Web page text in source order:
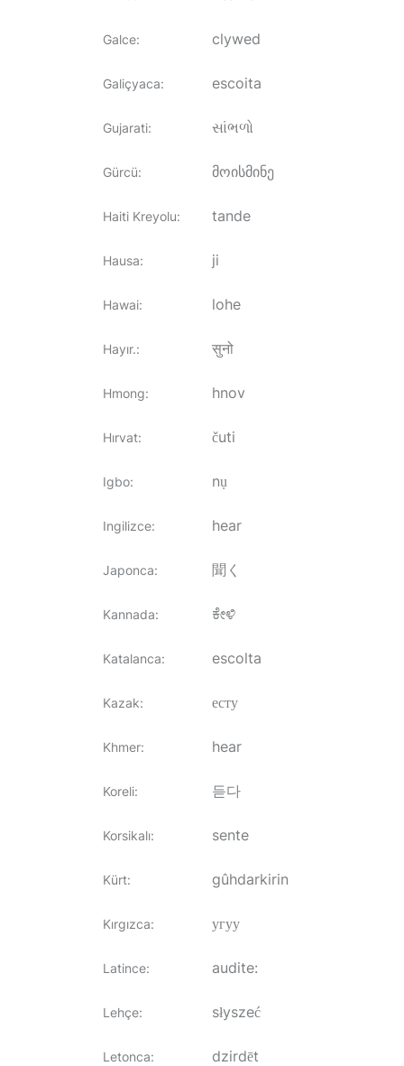
Galce: clywed
Galiçyaca: escoita
Gujarati: સાંભળો
Gürcü: მოისმინე
Haiti Kreyolu: tande
Hausa: ji
Hawai: lohe
Hayır.: सुनो
Hmong: hnov
Hırvat: čuti
Igbo: nụ
Ingilizce: hear
Japonca: 聞く
Kannada: ಕೇಳಿ
Katalanca: escolta
Kazak: есту
Khmer: hear
Koreli: 듣다
Korsikalı: sente
Kürt: gûhdarkirin
Kırgızca: угуу
Latince: audite:
Lehçe: słyszeć
Letonca: dzirdēt